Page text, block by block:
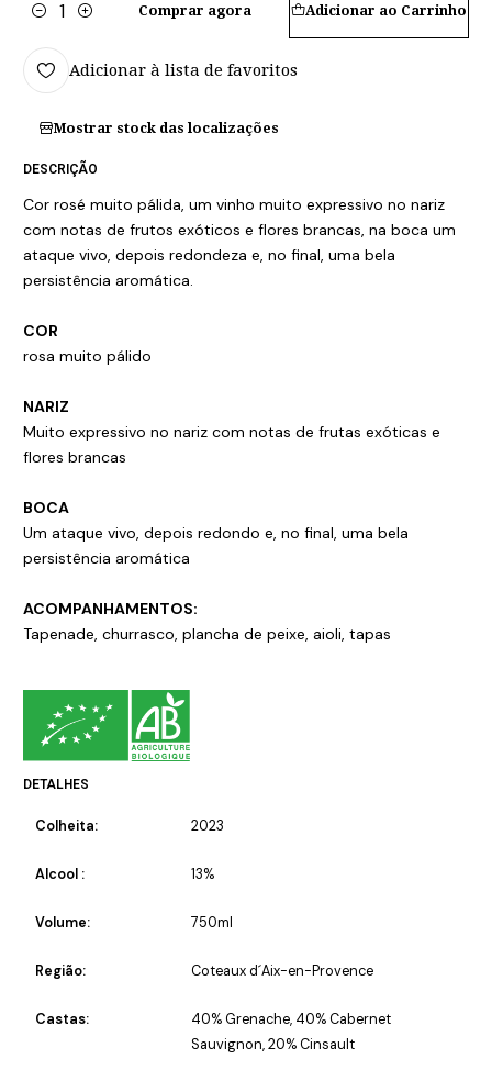
Quantidade
Adicionar ao Carrinho
Comprar agora
Adicionar à lista de favoritos
Mostrar stock das localizações
DESCRIÇÃO
Cor rosé muito pálida, um vinho muito expressivo no nariz
com notas de frutos exóticos e flores brancas, na boca um
ataque vivo, depois redondeza e, no final, uma bela
persistência aromática.
COR
rosa muito pálido
NARIZ
Muito expressivo no nariz com notas de frutas exóticas e
flores brancas
BOCA
Um ataque vivo, depois redondo e, no final, uma bela
persistência aromática
ACOMPANHAMENTOS:
Tapenade, churrasco, plancha de peixe, aioli, tapas
DETALHES
Colheita: 2023
Alcool : 13%
Volume: 750ml
Região: Coteaux d´Aix-en-Provence
Castas:
40% Grenache, 40% Cabernet
Sauvignon, 20% Cinsault